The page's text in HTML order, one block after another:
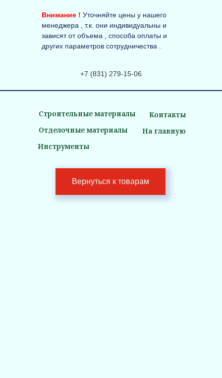
Внимание ! Уточняйте цены у нашего
менеджера , т.к. они индивидуальны и
зависят от объема , способа оплаты и
других параметров сотрудничества .
Вернуться к товарам
Строительные материалы
Отделочные материалы
Инструменты
На главную
Контакты
+7 (831) 279-15-06